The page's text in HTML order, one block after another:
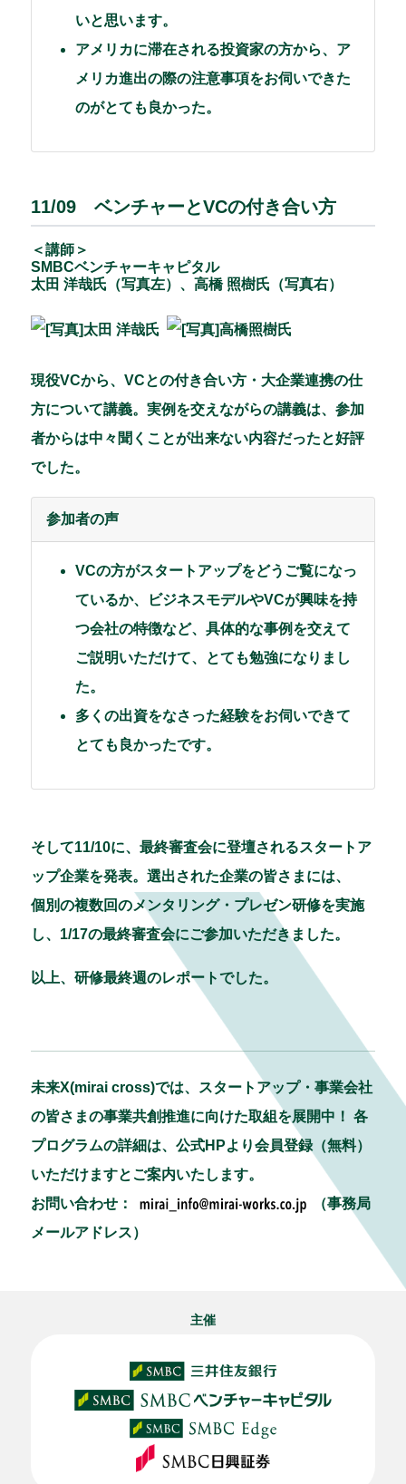
いと思います。
アメリカに滞在される投資家の方から、ア
メリカ進出の際の注意事項をお伺いできた
のがとても良かった。
11/09 ベンチャーとVCの付き合い方
＜講師＞
SMBCベンチャーキャピタル
太田 洋哉氏（写真左）、高橋 照樹氏（写真右）
現役VCから、VCとの付き合い方・大企業連携の仕
方について講義。実例を交えながらの講義は、参加
者からは中々聞くことが出来ない内容だったと好評
でした。
参加者の声
VCの方がスタートアップをどうご覧になっ
ているか、ビジネスモデルやVCが興味を持
つ会社の特徴など、具体的な事例を交えて
ご説明いただけて、とても勉強になりまし
た。
多くの出資をなさった経験をお伺いできて
とても良かったです。
そして11/10に、最終審査会に登壇されるスタートア
ップ企業を発表。選出された企業の皆さまには、
個別の複数回のメンタリング・プレゼン研修を実施
し、1/17の最終審査会にご参加いただきました。
以上、研修最終週のレポートでした。
未来X(mirai cross)では、スタートアップ・事業会社
の皆さまの事業共創推進に向けた取組を展開中！ 各
プログラムの詳細は、公式HPより会員登録（無料）
いただけますとご案内いたします。
お問い合わせ：
（事務局
メールアドレス）
主催